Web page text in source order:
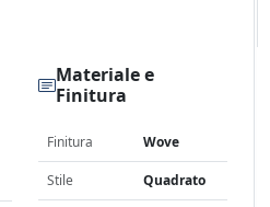
Materiale e
Finitura
Finitura Wove
Stile Quadrato